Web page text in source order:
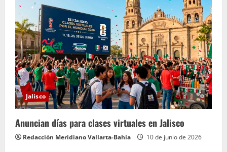
Jalisco
Anuncian días para clases virtuales en Jalisco
Redacción Meridiano Vallarta-Bahía 10 de junio de 2026